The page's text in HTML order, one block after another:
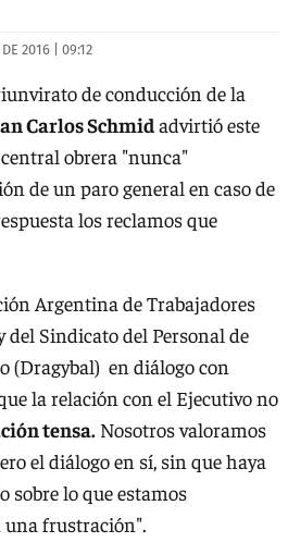
DE 2016 | 09:12
de conducción de la
Carlos Schmidadvirtió este
obrera "nunca"
de un paro general en caso de
los reclamos que
Argentina de Trabajadores
del Sindicato del Personal de
(Dragybal) en diálogo con
la relación con el Ejecutivo no
tensa. Nosotros valoramos
el diálogo en sí, sin que haya
sobre lo que estamos
una frustración".